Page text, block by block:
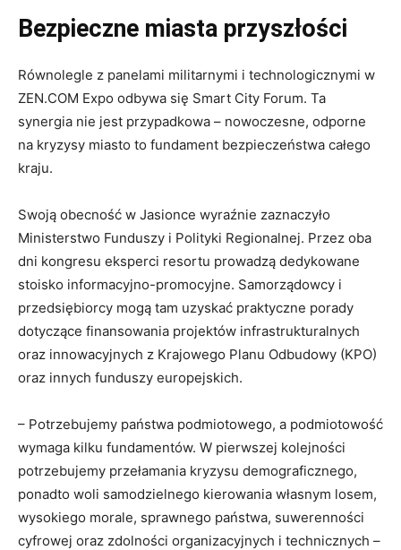
Bezpieczne miasta przyszłości
Równolegle z panelami militarnymi i technologicznymi w
ZEN.COM Expo odbywa się Smart City Forum. Ta
synergia nie jest przypadkowa – nowoczesne, odporne
na kryzysy miasto to fundament bezpieczeństwa całego
kraju.
Swoją obecność w Jasionce wyraźnie zaznaczyło
Ministerstwo Funduszy i Polityki Regionalnej. Przez oba
dni kongresu eksperci resortu prowadzą dedykowane
stoisko informacyjno-promocyjne. Samorządowcy i
przedsiębiorcy mogą tam uzyskać praktyczne porady
dotyczące finansowania projektów infrastrukturalnych
oraz innowacyjnych z Krajowego Planu Odbudowy (KPO)
oraz innych funduszy europejskich.
– Potrzebujemy państwa podmiotowego, a podmiotowość
wymaga kilku fundamentów. W pierwszej kolejności
potrzebujemy przełamania kryzysu demograficznego,
ponadto woli samodzielnego kierowania własnym losem,
wysokiego morale, sprawnego państwa, suwerenności
cyfrowej oraz zdolności organizacyjnych i technicznych –